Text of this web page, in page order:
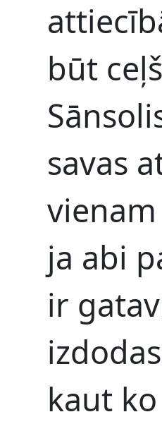
būt
savas
ja abi
ir
kaut